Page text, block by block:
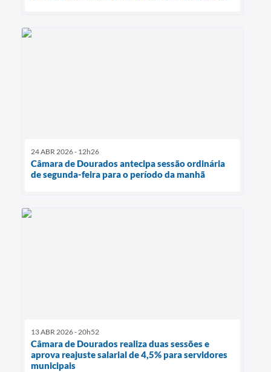
24 ABR 2026 - 12h26
Câmara de Dourados antecipa sessão ordinária
de segunda-feira para o período da manhã
13 ABR 2026 - 20h52
Câmara de Dourados realiza duas sessões e
aprova reajuste salarial de 4,5% para servidores
municipais